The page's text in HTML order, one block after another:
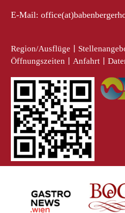
E-Mail:
Region/Ausflüge
Öffnungszeiten Anfahrt